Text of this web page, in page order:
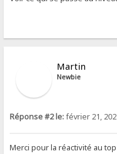
Martin
Newbie
Réponse #2 le:février 21,
Merci pour la réactivité au